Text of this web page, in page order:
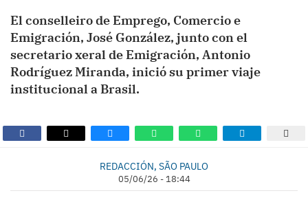
El conselleiro de Emprego, Comercio e
Emigración, José González, junto con el
secretario xeral de Emigración, Antonio
Rodríguez Miranda, inició su primer viaje
institucional a Brasil.
REDACCIÓN, SÃO PAULO
05/06/26 - 18:44